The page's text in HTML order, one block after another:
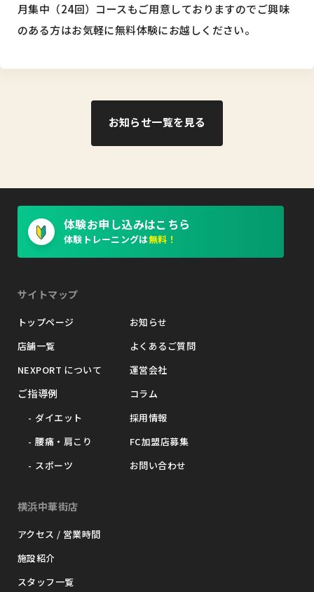
月集中（24回）コースもご用意しておりますのでご興味
のある方はお気軽に無料体験にお越しください。
お知らせ一覧を見る
体験お申し込みはこちら
体験トレーニングは無料！
サイトマップ
トップページ
店舗一覧
NEXPORT について
ご指導例
ダイエット
腰痛・肩こり
スポーツ
お知らせ
よくあるご質問
運営会社
コラム
採用情報
FC加盟店募集
お問い合わせ
横浜中華街店
アクセス / 営業時間
施設紹介
スタッフ一覧